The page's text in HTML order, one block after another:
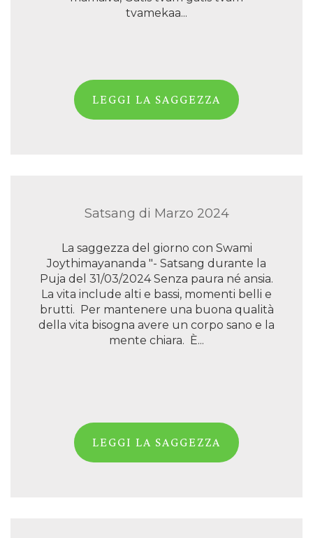
tvamekaa...
LEGGI LA SAGGEZZA
Satsang di Marzo 2024
La saggezza del giorno con Swami
Joythimayananda "- Satsang durante la
Puja del 31/03/2024 Senza paura né ansia.
La vita include alti e bassi, momenti belli e
brutti. Per mantenere una buona qualità
della vita bisogna avere un corpo sano e la
mente chiara. È...
LEGGI LA SAGGEZZA